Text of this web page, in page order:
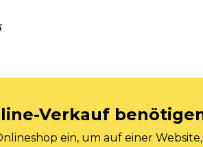
Verkauf
ein, um auf einer Website,